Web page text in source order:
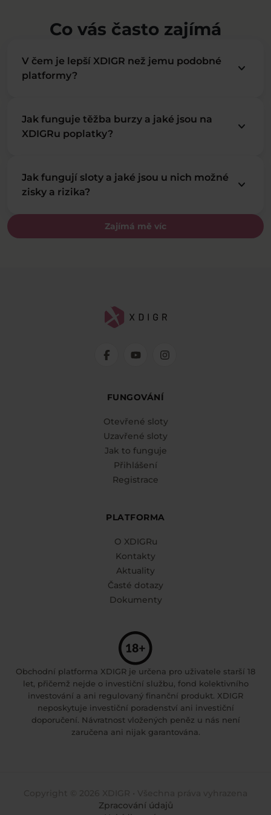
Co vás často zajímá
Zajímá mě víc
V čem je lepší XDIGR než jemu podobné
platformy?
keyboard_arrow_down
Jak funguje těžba burzy a jaké jsou na
XDIGRu poplatky?
keyboard_arrow_down
Jak fungují sloty a jaké jsou u nich možné
zisky a rizika?
keyboard_arrow_down
FUNGOVÁNÍ
Otevřené sloty
Uzavřené sloty
Jak to funguje
Přihlášení
Registrace
PLATFORMA
O XDIGRu
Kontakty
Aktuality
Časté dotazy
Dokumenty
Obchodní platforma XDIGR je určena pro uživatele starší 18
let, přičemž nejde o investiční službu, fond kolektivního
investování a ani regulovaný finanční produkt. XDIGR
neposkytuje investiční poradenství ani investiční
doporučení. Návratnost vložených peněz u nás není
zaručena ani nijak garantována.
Zpracování údajů